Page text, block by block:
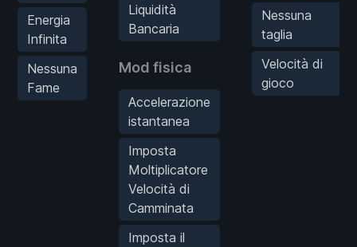
Energia
Infinita
Nessuna
Fame
Liquidità
Bancaria
Mod fisica
Accelerazione
istantanea
Imposta
Moltiplicatore
Velocità di
Camminata
Imposta il
Nessuna
taglia
Velocità di
gioco